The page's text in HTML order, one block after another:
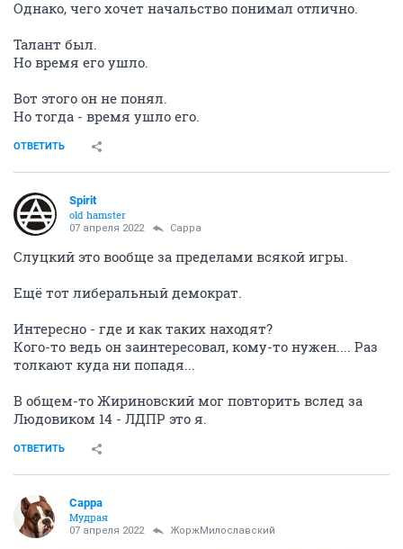
Однако, чего хочет начальство понимал отлично.
Талант был.
Но время его ушло.
Вот этого он не понял.
Но тогда - время ушло его.
ОТВЕТИТЬ
Spirit
old hamster
07 апреля 2022 Сарра
Слуцкий это вообще за пределами всякой игры.
Ещё тот либеральный демократ.
Интересно - где и как таких находят?
Кого-то ведь он заинтересовал, кому-то нужен.... Раз
толкают куда ни попадя...
В общем-то Жириновский мог повторить вслед за
Людовиком 14 - ЛДПР это я.
ОТВЕТИТЬ
Сарра
Мудрая
07 апреля 2022 ЖоржМилославский